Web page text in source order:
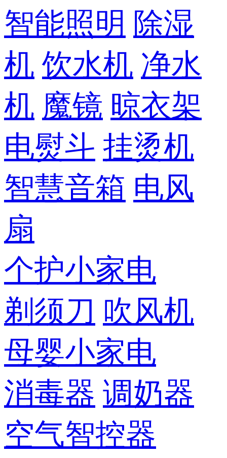
智能照明 除湿
机 饮水机 净水
机 魔镜 晾衣架
电熨斗 挂烫机
智慧音箱 电风
扇
个护小家电
剃须刀 吹风机
母婴小家电
消毒器 调奶器
空气智控器